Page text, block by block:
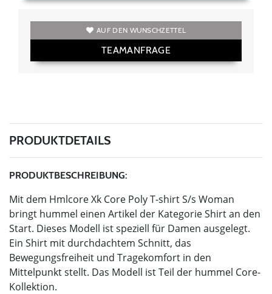
AUF DEN WUNSCHZETTEL
TEAMANFRAGE
PRODUKTDETAILS
PRODUKTBESCHREIBUNG:
Mit dem Hmlcore Xk Core Poly T-shirt S/s Woman
bringt hummel einen Artikel der Kategorie Shirt an den
Start. Dieses Modell ist speziell für Damen ausgelegt.
Ein Shirt mit durchdachtem Schnitt, das
Bewegungsfreiheit und Tragekomfort in den
Mittelpunkt stellt. Das Modell ist Teil der hummel Core-
Kollektion.